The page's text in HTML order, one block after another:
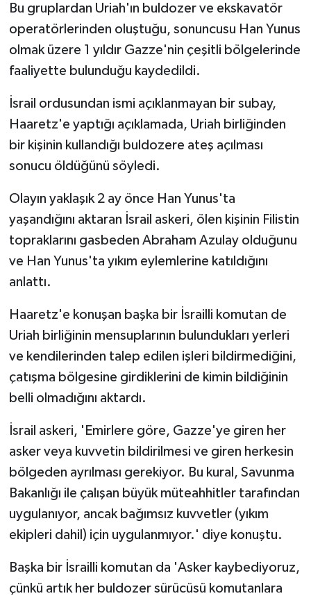
Bu gruplardan Uriah'ın buldozer ve ekskavatör
operatörlerinden oluştuğu, sonuncusu Han Yunus
olmak üzere 1 yıldır Gazze'nin çeşitli bölgelerinde
faaliyette bulunduğu kaydedildi.
İsrail ordusundan ismi açıklanmayan bir subay,
Haaretz'e yaptığı açıklamada, Uriah birliğinden
bir kişinin kullandığı buldozere ateş açılması
sonucu öldüğünü söyledi.
Olayın yaklaşık 2 ay önce Han Yunus'ta
yaşandığını aktaran İsrail askeri, ölen kişinin Filistin
topraklarını gasbeden Abraham Azulay olduğunu
ve Han Yunus'ta yıkım eylemlerine katıldığını
anlattı.
Haaretz'e konuşan başka bir İsrailli komutan de
Uriah birliğinin mensuplarının bulundukları yerleri
ve kendilerinden talep edilen işleri bildirmediğini,
çatışma bölgesine girdiklerini de kimin bildiğinin
belli olmadığını aktardı.
İsrail askeri, 'Emirlere göre, Gazze'ye giren her
asker veya kuvvetin bildirilmesi ve giren herkesin
bölgeden ayrılması gerekiyor. Bu kural, Savunma
Bakanlığı ile çalışan büyük müteahhitler tarafından
uygulanıyor, ancak bağımsız kuvvetler (yıkım
ekipleri dahil) için uygulanmıyor.' diye konuştu.
Başka bir İsrailli komutan da 'Asker kaybediyoruz,
çünkü artık her buldozer sürücüsü komutanlara